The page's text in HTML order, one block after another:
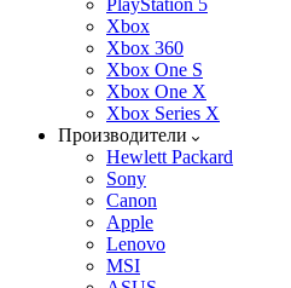
PlayStation 5
Xbox
Xbox 360
Xbox One S
Xbox One X
Xbox Series X
Производители
Hewlett Packard
Sony
Canon
Apple
Lenovo
MSI